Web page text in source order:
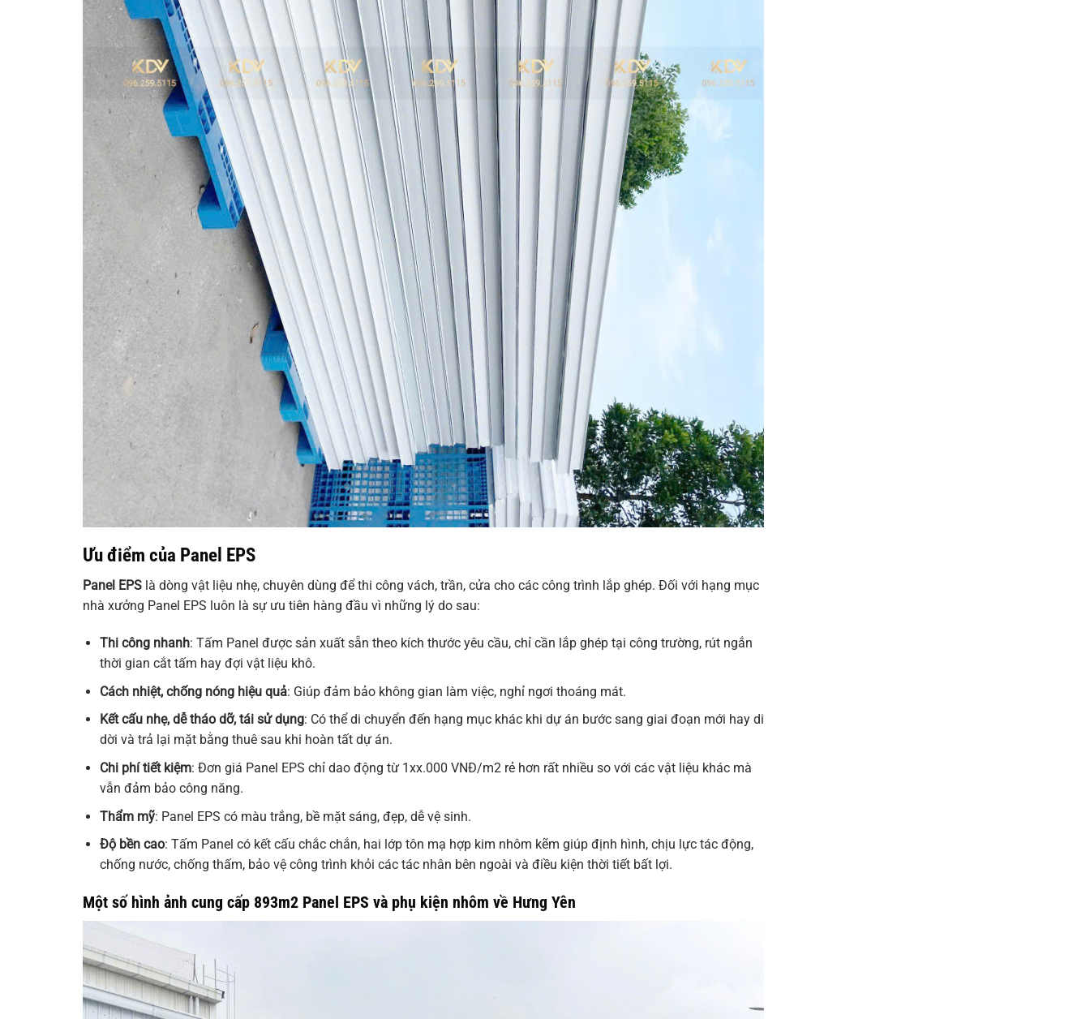
Ưu điểm của Panel EPS
Panel EPS là dòng vật liệu nhẹ, chuyên dùng để thi công vách, trần, cửa cho các công trình lắp ghép. Đối với hạng mục
nhà xưởng Panel EPS luôn là sự ưu tiên hàng đầu vì những lý do sau:
Thi công nhanh: Tấm Panel được sản xuất sẵn theo kích thước yêu cầu, chỉ cần lắp ghép tại công trường, rút ngắn
thời gian cắt tấm hay đợi vật liệu khô.
Cách nhiệt, chống nóng hiệu quả: Giúp đảm bảo không gian làm việc, nghỉ ngơi thoáng mát.
Kết cấu nhẹ, dễ tháo dỡ, tái sử dụng: Có thể di chuyển đến hạng mục khác khi dự án bước sang giai đoạn mới hay di
dời và trả lại mặt bằng thuê sau khi hoàn tất dự án.
Chi phí tiết kiệm: Đơn giá Panel EPS chỉ dao động từ 1xx.000 VNĐ/m2 rẻ hơn rất nhiều so với các vật liệu khác mà
vẫn đảm bảo công năng.
Thẩm mỹ: Panel EPS có màu trắng, bề mặt sáng, đẹp, dễ vệ sinh.
Độ bền cao: Tấm Panel có kết cấu chắc chắn, hai lớp tôn mạ hợp kim nhôm kẽm giúp định hình, chịu lực tác động,
chống nước, chống thấm, bảo vệ công trình khỏi các tác nhân bên ngoài và điều kiện thời tiết bất lợi.
Một số hình ảnh cung cấp 893m2 Panel EPS và phụ kiện nhôm về Hưng Yên